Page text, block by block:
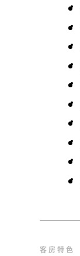
客房特色